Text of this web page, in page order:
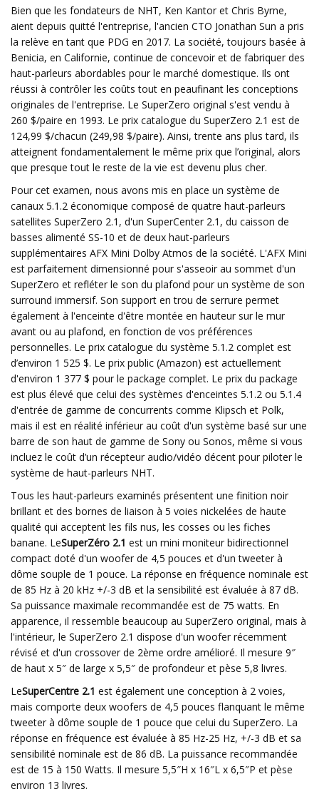
Bien que les fondateurs de NHT, Ken Kantor et Chris Byrne,
aient depuis quitté l'entreprise, l'ancien CTO Jonathan Sun a pris
la relève en tant que PDG en 2017. La société, toujours basée à
Benicia, en Californie, continue de concevoir et de fabriquer des
haut-parleurs abordables pour le marché domestique. Ils ont
réussi à contrôler les coûts tout en peaufinant les conceptions
originales de l'entreprise. Le SuperZero original s'est vendu à
260 $/paire en 1993. Le prix catalogue du SuperZero 2.1 est de
124,99 $/chacun (249,98 $/paire). Ainsi, trente ans plus tard, ils
atteignent fondamentalement le même prix que l’original, alors
que presque tout le reste de la vie est devenu plus cher.
Pour cet examen, nous avons mis en place un système de
canaux 5.1.2 économique composé de quatre haut-parleurs
satellites SuperZero 2.1, d'un SuperCenter 2.1, du caisson de
basses alimenté SS-10 et de deux haut-parleurs
supplémentaires AFX Mini Dolby Atmos de la société. L'AFX Mini
est parfaitement dimensionné pour s'asseoir au sommet d'un
SuperZero et refléter le son du plafond pour un système de son
surround immersif. Son support en trou de serrure permet
également à l'enceinte d'être montée en hauteur sur le mur
avant ou au plafond, en fonction de vos préférences
personnelles. Le prix catalogue du système 5.1.2 complet est
d’environ 1 525 $. Le prix public (Amazon) est actuellement
d'environ 1 377 $ pour le package complet. Le prix du package
est plus élevé que celui des systèmes d'enceintes 5.1.2 ou 5.1.4
d'entrée de gamme de concurrents comme Klipsch et Polk,
mais il est en réalité inférieur au coût d'un système basé sur une
barre de son haut de gamme de Sony ou Sonos, même si vous
incluez le coût d’un récepteur audio/vidéo décent pour piloter le
système de haut-parleurs NHT.
Tous les haut-parleurs examinés présentent une finition noir
brillant et des bornes de liaison à 5 voies nickelées de haute
qualité qui acceptent les fils nus, les cosses ou les fiches
banane. LeSuperZéro 2.1 est un mini moniteur bidirectionnel
compact doté d'un woofer de 4,5 pouces et d'un tweeter à
dôme souple de 1 pouce. La réponse en fréquence nominale est
de 85 Hz à 20 kHz +/-3 dB et la sensibilité est évaluée à 87 dB.
Sa puissance maximale recommandée est de 75 watts. En
apparence, il ressemble beaucoup au SuperZero original, mais à
l'intérieur, le SuperZero 2.1 dispose d'un woofer récemment
révisé et d'un crossover de 2ème ordre amélioré. Il mesure 9″
de haut x 5″ de large x 5,5″ de profondeur et pèse 5,8 livres.
LeSuperCentre 2.1 est également une conception à 2 voies,
mais comporte deux woofers de 4,5 pouces flanquant le même
tweeter à dôme souple de 1 pouce que celui du SuperZero. La
réponse en fréquence est évaluée à 85 Hz-25 Hz, +/-3 dB et sa
sensibilité nominale est de 86 dB. La puissance recommandée
est de 15 à 150 Watts. Il mesure 5,5″H x 16″L x 6,5″P et pèse
environ 13 livres.